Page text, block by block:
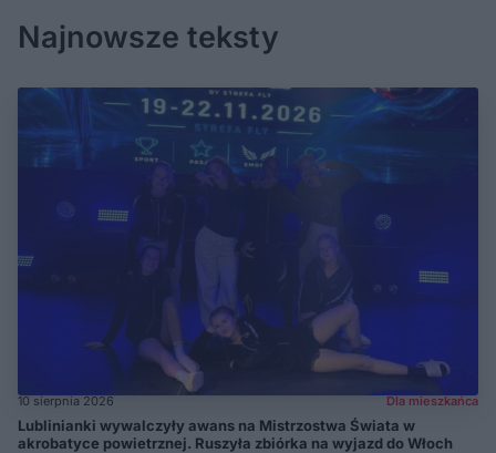
Najnowsze teksty
10 sierpnia 2026 Dla mieszkańca
Lublinianki wywalczyły awans na Mistrzostwa Świata w
akrobatyce powietrznej. Ruszyła zbiórka na wyjazd do Włoch